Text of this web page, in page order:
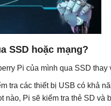
SSD hoặc mạng?
Pi của mình qua SSD thay
tra các thiết bị USB có khả
Pi sẽ kiểm tra thẻ SD và